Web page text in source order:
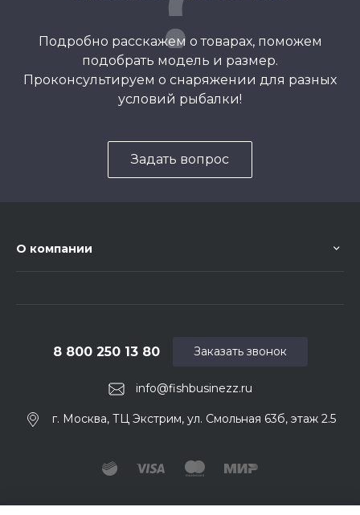
Подробно расскажем о товарах, поможем
подобрать модель и размер.
Проконсультируем о снаряжении для разных
условий рыбалки!
Задать вопрос
О компании
info@fishbusinezz.ru
8 800 250 13 80
г. Москва, ТЦ Экстрим, ул. Смольная 63б, этаж 2.5
Заказать звонок